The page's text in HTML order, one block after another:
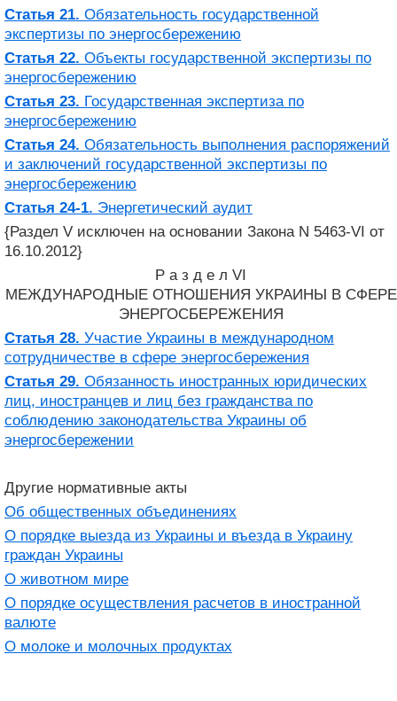
Статья 21. Обязательность государственной
экспертизы по энергосбережению
Статья 22. Объекты государственной экспертизы по
энергосбережению
Статья 23. Государственная экспертиза по
энергосбережению
Статья 24. Обязательность выполнения распоряжений
и заключений государственной экспертизы по
энергосбережению
Статья 24-1. Энергетический аудит
{Раздел V исключен на основании Закона N 5463-VI от
16.10.2012}
Р а з д е л VI
МЕЖДУНАРОДНЫЕ ОТНОШЕНИЯ УКРАИНЫ В СФЕРЕ
ЭНЕРГОСБЕРЕЖЕНИЯ
Статья 28. Участие Украины в международном
сотрудничестве в сфере энергосбережения
Статья 29. Обязанность иностранных юридических
лиц, иностранцев и лиц без гражданства по
соблюдению законодательства Украины об
энергосбережении
Другие нормативные акты
Об общественных объединениях
О порядке выезда из Украины и въезда в Украину
граждан Украины
О животном мире
О порядке осуществления расчетов в иностранной
валюте
О молоке и молочных продуктах